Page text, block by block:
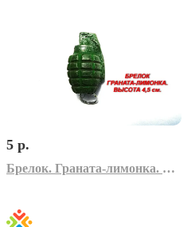
5 р.
Брелок. Граната-лимонка. Высота 4,5 см.